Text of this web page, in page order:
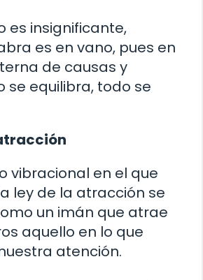
es insignificante,
es en vano, pues en
de causas y
se equilibra, todo se
vibracional en el que
ley de la atracción se
un imán que atrae
aquello en lo que
atención.